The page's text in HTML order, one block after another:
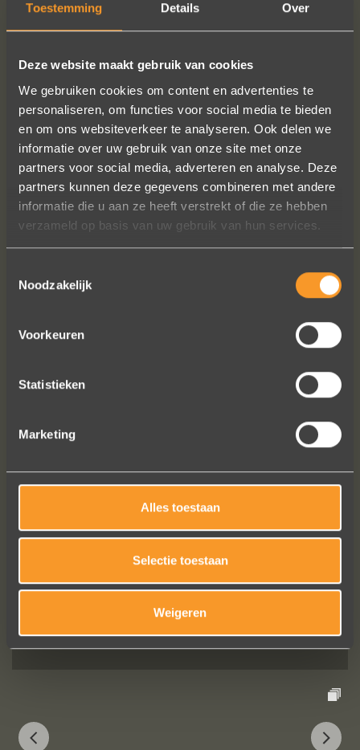
Toestemming Details Over
Deze website maakt gebruik van cookies
We gebruiken cookies om content en advertenties te
personaliseren, om functies voor social media te bieden
en om ons websiteverkeer te analyseren. Ook delen we
informatie over uw gebruik van onze site met onze
partners voor social media, adverteren en analyse. Deze
partners kunnen deze gegevens combineren met andere
informatie die u aan ze heeft verstrekt of die ze hebben
verzameld op basis van uw gebruik van hun services.
Noodzakelijk
Voorkeuren
Statistieken
Marketing
Alles toestaan
Selectie toestaan
Weigeren
FOLLOW US ON SOCIAL MEDIA
keuze en correcte prijzen! We werden
Bekijk al onze reviews